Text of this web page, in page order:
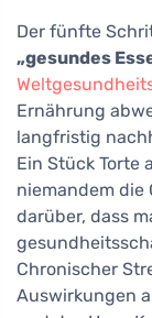
Der fünfte
„gesundes
Ernährung
langfristig
Ein Stück Torte
niemandem die
darüber, dass
Chronischer
Auswirkungen